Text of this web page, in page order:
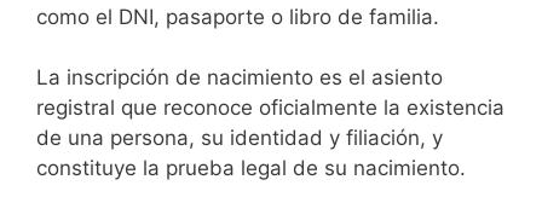
como el DNI, pasaporte o libro de familia.
La inscripción de nacimiento es el asiento
registral que reconoce oficialmente la existencia
de una persona, su identidad y filiación, y
constituye la prueba legal de su nacimiento.